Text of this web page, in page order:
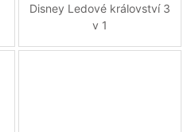
Disney Ledové království 3
v 1